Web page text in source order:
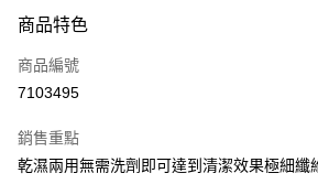
信用卡一次付款
超商取貨付款
街口支付
商品特色
商品編號
7103495
銷售重點
乾濕兩用無需洗劑即可達到清潔效果極細纖